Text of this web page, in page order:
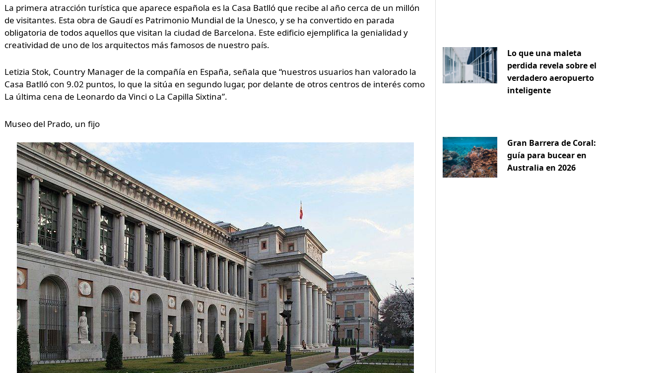
La primera atracción turística que aparece española es la Casa Batlló que recibe al año cerca de un millón
de visitantes. Esta obra de Gaudí es Patrimonio Mundial de la Unesco, y se ha convertido en parada
obligatoria de todos aquellos que visitan la ciudad de Barcelona. Este edificio ejemplifica la genialidad y
creatividad de uno de los arquitectos más famosos de nuestro país.
Letizia Stok, Country Manager de la compañía en España, señala que “nuestros usuarios han valorado la
Casa Batlló con 9.02 puntos, lo que la sitúa en segundo lugar, por delante de otros centros de interés como
La última cena de Leonardo da Vinci o La Capilla Sixtina”.
Museo del Prado, un fijo
Lo que una maleta
perdida revela sobre el
verdadero aeropuerto
inteligente
Gran Barrera de Coral:
guía para bucear en
Australia en 2026